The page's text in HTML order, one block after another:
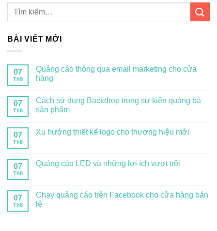
BÀI VIẾT MỚI
07
Th8
Quảng cáo thông qua email marketing cho cửa
hàng
07
Th8
Cách sử dụng Backdrop trong sự kiện quảng bá
sản phẩm
07
Th8
Xu hướng thiết kế logo cho thương hiệu mới
07
Th8
Quảng cáo LED và những lợi ích vượt trội
07
Th8
Chạy quảng cáo trên Facebook cho cửa hàng bán
lẻ